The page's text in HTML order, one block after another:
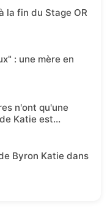
la fin du Stage OR
: une mère en
n'ont qu'une
Katie est
Byron Katie dans